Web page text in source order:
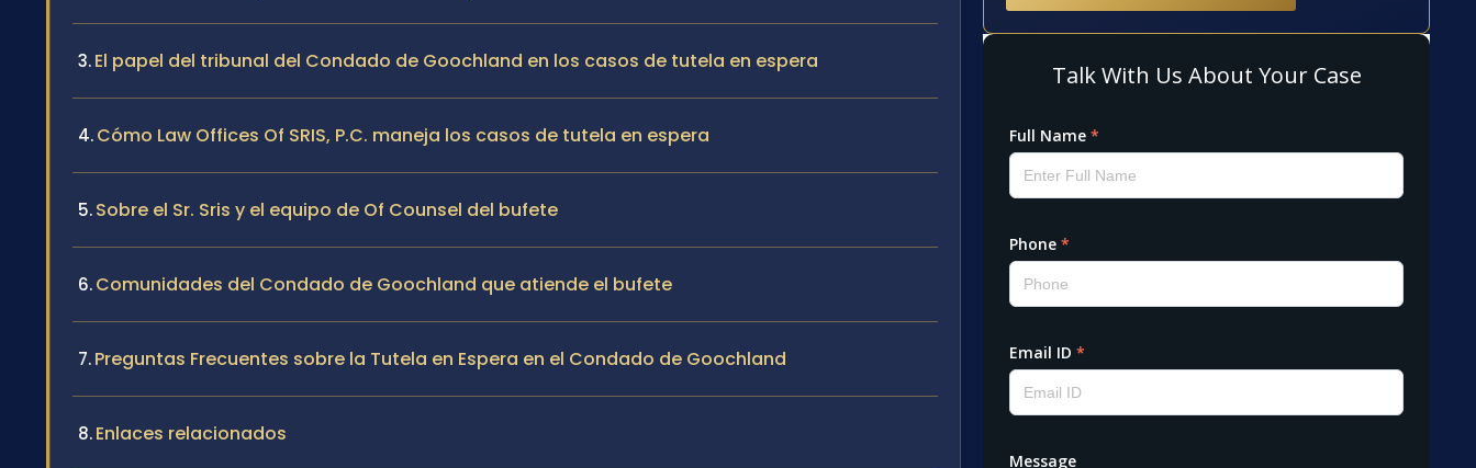
El papel del tribunal del Condado de Goochland en los casos de tutela en espera
Cómo Law Offices Of SRIS, P.C. maneja los casos de tutela en espera
Sobre el Sr. Sris y el equipo de Of Counsel del bufete
Comunidades del Condado de Goochland que atiende el bufete
Preguntas Frecuentes sobre la Tutela en Espera en el Condado de Goochland
Enlaces relacionados